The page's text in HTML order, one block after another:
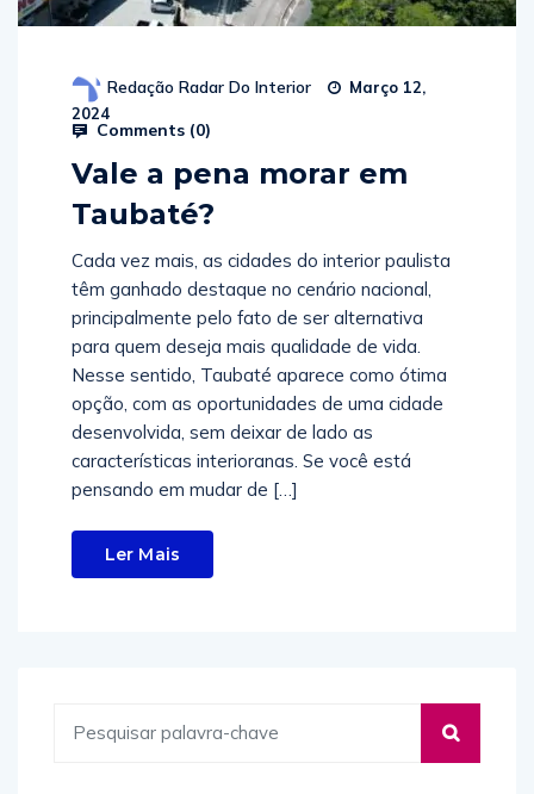
Redação Radar Do Interior
Março 12,
2024
Comments (0)
Vale a pena morar em
Taubaté?
Cada vez mais, as cidades do interior paulista
têm ganhado destaque no cenário nacional,
principalmente pelo fato de ser alternativa
para quem deseja mais qualidade de vida.
Nesse sentido, Taubaté aparece como ótima
opção, com as oportunidades de uma cidade
desenvolvida, sem deixar de lado as
características interioranas. Se você está
pensando em mudar de […]
Ler Mais